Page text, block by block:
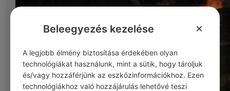
Beleegyezés kezelése ×
A legjobb élmény biztosítása érdekében olyan
technológiákat használunk, mint a sütik, hogy tároljuk
és/vagy hozzáférjünk az eszközinformációkhoz. Ezen
technológiákhoz való hozzájárulás lehetővé teszi